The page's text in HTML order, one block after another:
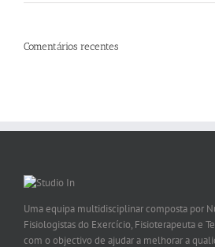
Comentários recentes
Uma equipa multidisciplinar composta por
Fisiologistas do Exercício, Fisioterapeuta e
com o objectivo de ajudar a melhorar a